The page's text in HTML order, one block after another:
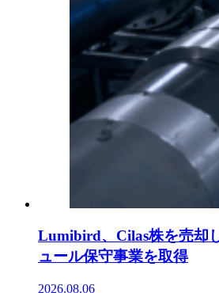
Lumibird、Cilas株を売却
ュール保守事業を取得
2026.08.06